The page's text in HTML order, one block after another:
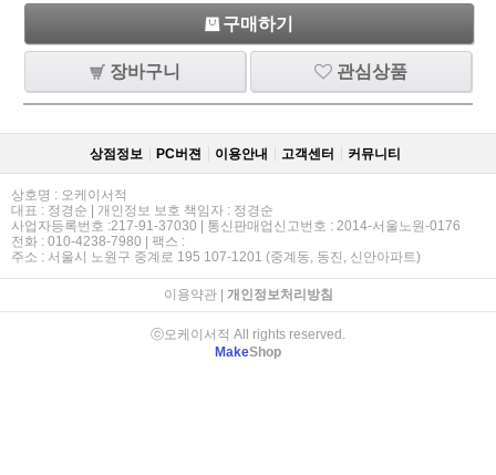
구매하기
장바구니 관심상품
상점정보 PC버젼 이용안내 고객센터 커뮤니티
상호명 : 오케이서적
대표 : 정경순 | 개인정보 보호 책임자 : 정경순
사업자등록번호 :217-91-37030 | 통신판매업신고번호 : 2014-서울노원-0176
전화 : 010-4238-7980 | 팩스 :
주소 : 서울시 노원구 중계로 195 107-1201 (중계동, 동진, 신안아파트)
이용약관| 개인정보처리방침
ⓒ오케이서적 All rights reserved.
MakeShop